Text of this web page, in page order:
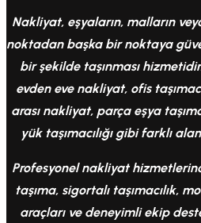
Nakliyat, eşyaların, malların
noktadan başka bir noktaya
bir şekilde taşınması
evden eve nakliyat, ofis
arası nakliyat, parça eşya
yük taşımacılığı gibi farklı
Profesyonel nakliyat
taşıma, sigortalı taşımacılık,
araçları ve deneyimli ekip